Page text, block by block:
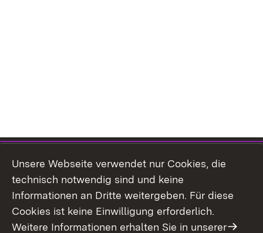
Themenübersicht
Unsere Webseite verwendet nur Cookies, die
technisch notwendig sind und keine
Informationen an Dritte weitergeben. Für diese
Cookies ist keine Einwilligung erforderlich.
Weitere Informationen erhalten Sie in unserer